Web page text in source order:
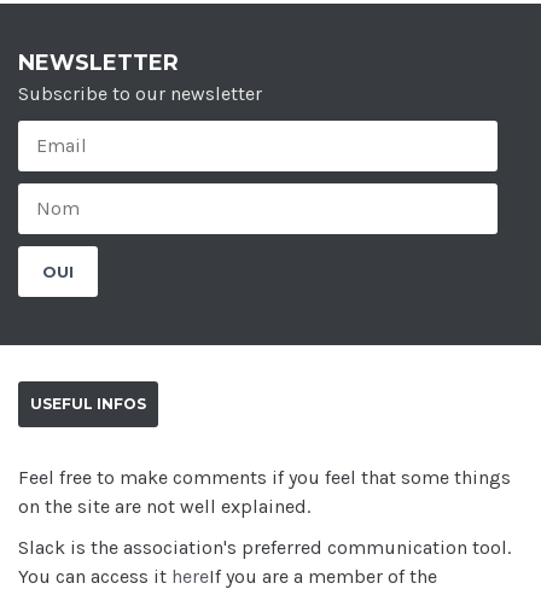
NEWSLETTER
Subscribe to our newsletter
USEFUL INFOS
Feel free to make comments if you feel that some things
on the site are not well explained.
Slack is the association's preferred communication tool.
You can access it hereIf you are a member of the